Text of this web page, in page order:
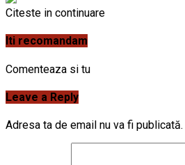
Citeste in continuare
Iti recomandam
Comenteaza si tu
Leave a Reply
Adresa ta de email nu va fi publicată.